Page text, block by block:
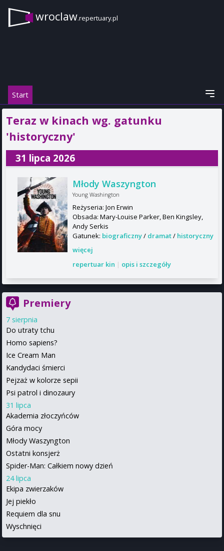
wroclaw.repertuary.pl
Start
Teraz w kinach wg. gatunku
'historyczny'
31 lipca 2026
Młody Waszyngton
Young Washington
Reżyseria: Jon Erwin
Obsada: Mary-Louise Parker, Ben Kingsley,
Andy Serkis
Gatunek: biograficzny/ dramat/ historyczny
więcej
repertuar kin | opis i szczegóły
Premiery
7 sierpnia
Do utraty tchu
Homo sapiens?
Ice Cream Man
Kandydaci śmierci
Pejzaż w kolorze sepii
Psi patrol i dinozaury
31 lipca
Akademia złoczyńców
Góra mocy
Młody Waszyngton
Ostatni konsjerż
Spider-Man: Całkiem nowy dzień
24 lipca
Ekipa zwierzaków
Jej piekło
Requiem dla snu
Wyschnięci